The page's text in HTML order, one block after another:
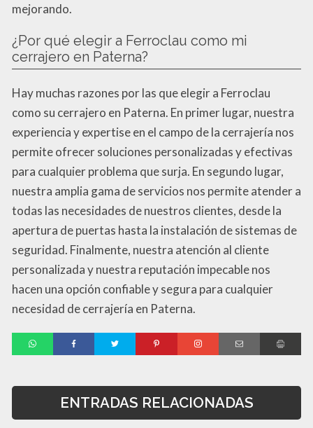
mejorando.
¿Por qué elegir a Ferroclau como mi
cerrajero en Paterna?
Hay muchas razones por las que elegir a Ferroclau
como su cerrajero en Paterna. En primer lugar, nuestra
experiencia y expertise en el campo de la cerrajería nos
permite ofrecer soluciones personalizadas y efectivas
para cualquier problema que surja. En segundo lugar,
nuestra amplia gama de servicios nos permite atender a
todas las necesidades de nuestros clientes, desde la
apertura de puertas hasta la instalación de sistemas de
seguridad. Finalmente, nuestra atención al cliente
personalizada y nuestra reputación impecable nos
hacen una opción confiable y segura para cualquier
necesidad de cerrajería en Paterna.
ENTRADAS RELACIONADAS